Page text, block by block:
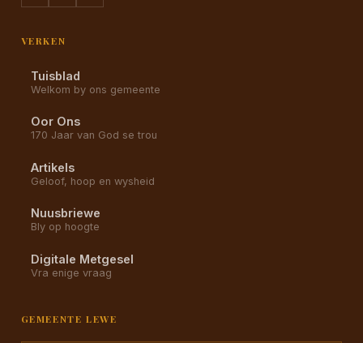
VERKEN
Tuisblad
Welkom by ons gemeente
Oor Ons
170 Jaar van God se trou
Artikels
Geloof, hoop en wysheid
Nuusbriewe
Bly op hoogte
Digitale Metgesel
Vra enige vraag
GEMEENTE LEWE